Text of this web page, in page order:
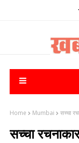
Home Mumbai सच्चा
सच्चा